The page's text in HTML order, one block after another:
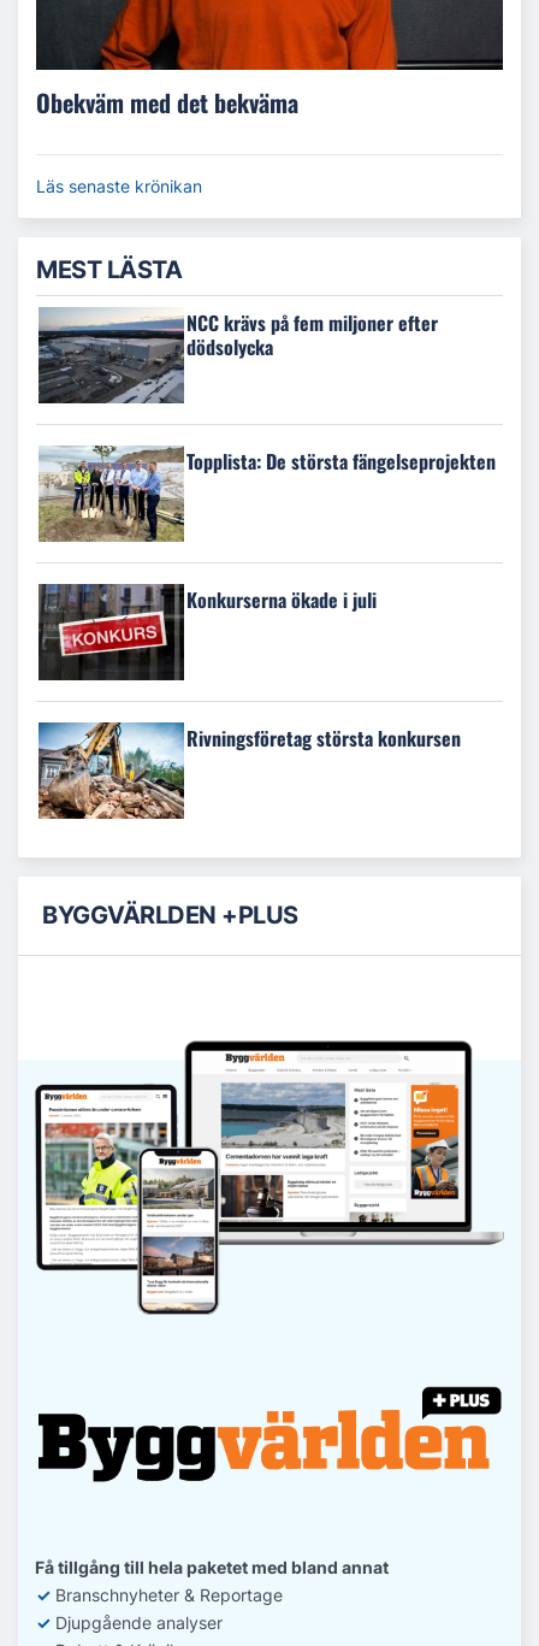
Obekväm med det bekväma
Läs senaste krönikan
MEST LÄSTA
NCC krävs på fem miljoner efter
dödsolycka
Topplista: De största fängelseprojekten
Konkurserna ökade i juli
Rivningsföretag största konkursen
BYGGVÄRLDEN +PLUS
Få tillgång till hela paketet med bland annat
✓ Branschnyheter & Reportage
✓ Djupgående analyser